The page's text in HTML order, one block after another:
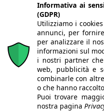
Informativa ai
(GDPR)
Utilizziamo i
annunci, per
per analizzare il
informazioni sul
i nostri partner
web, pubblicità e
combinarle con
o che hanno
Puoi trovare
nostra pagina